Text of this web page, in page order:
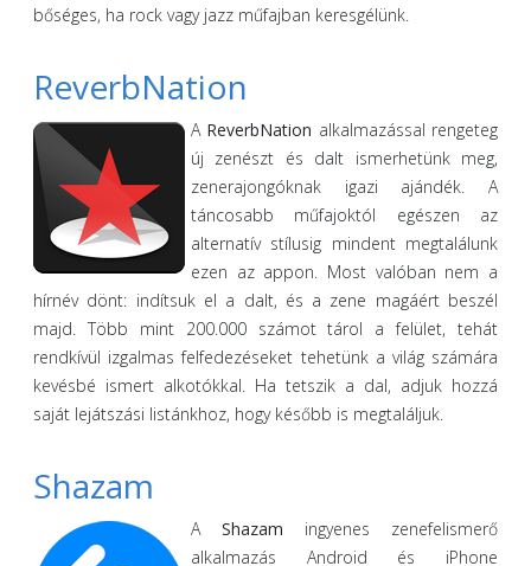
bőséges, ha rock vagy jazz műfajban keresgélünk.
ReverbNation
A ReverbNation alkalmazással rengeteg
új zenészt és dalt ismerhetünk meg,
zenerajongóknak igazi ajándék. A
táncosabb műfajoktól egészen az
alternatív stílusig mindent megtalálunk
ezen az appon. Most valóban nem a
hírnév dönt: indítsuk el a dalt, és a zene magáért beszél
majd. Több mint 200.000 számot tárol a felület, tehát
rendkívül izgalmas felfedezéseket tehetünk a világ számára
kevésbé ismert alkotókkal. Ha tetszik a dal, adjuk hozzá
saját lejátszási listánkhoz, hogy később is megtaláljuk.
Shazam
A Shazam ingyenes zenefelismerő
alkalmazás Android és iPhone